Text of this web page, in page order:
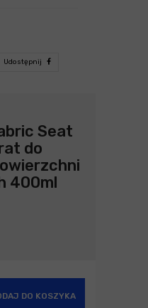
Udostępnij
Seat
do
400ml
DO KOSZYKA